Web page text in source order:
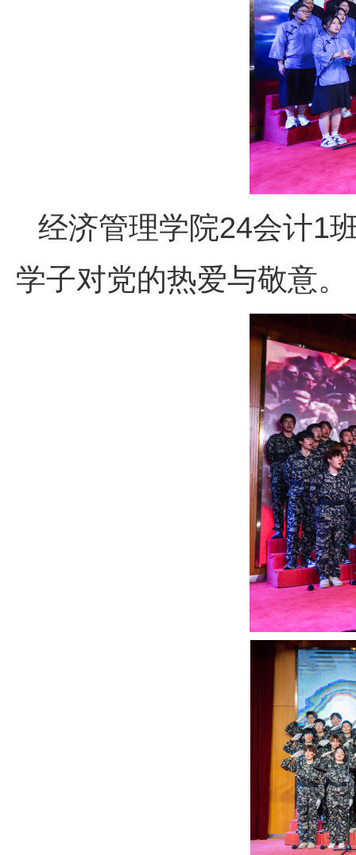
经济管理学院24会计1
学子对党的热爱与敬意。